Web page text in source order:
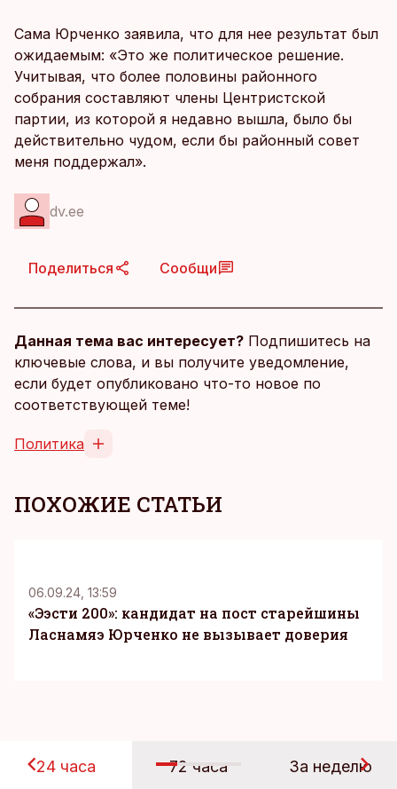
Сама Юрченко заявила, что для нее результат был
ожидаемым: «Это же политическое решение.
Учитывая, что более половины районного
собрания составляют члены Центристской
партии, из которой я недавно вышла, было бы
действительно чудом, если бы районный совет
меня поддержал».
dv.ee
Поделиться Сообщи
Данная тема вас интересует? Подпишитесь на
ключевые слова, и вы получите уведомление,
если будет опубликовано что-то новое по
соответствующей теме!
Политика
ПОХОЖИЕ СТАТЬИ
06.09.24, 13:59
«Ээсти 200»: кандидат на пост старейшины
Ласнамяэ Юрченко не вызывает доверия
24 часа 72 часа За неделю